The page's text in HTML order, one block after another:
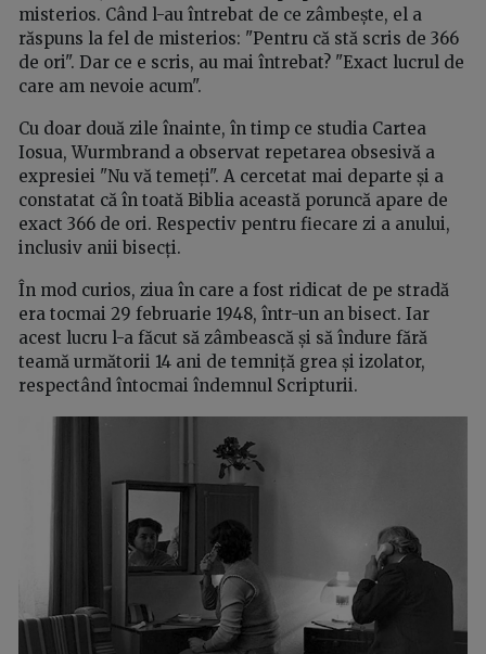
misterios. Când l-au întrebat de ce zâmbește, el a
răspuns la fel de misterios: "Pentru că stă scris de 366
de ori". Dar ce e scris, au mai întrebat? "Exact lucrul de
care am nevoie acum".
Cu doar două zile înainte, în timp ce studia Cartea
Iosua, Wurmbrand a observat repetarea obsesivă a
expresiei "Nu vă temeți". A cercetat mai departe și a
constatat că în toată Biblia această poruncă apare de
exact 366 de ori. Respectiv pentru fiecare zi a anului,
inclusiv anii bisecți.
În mod curios, ziua în care a fost ridicat de pe stradă
era tocmai 29 februarie 1948, într-un an bisect. Iar
acest lucru l-a făcut să zâmbească și să îndure fără
teamă următorii 14 ani de temniță grea și izolator,
respectând întocmai îndemnul Scripturii.